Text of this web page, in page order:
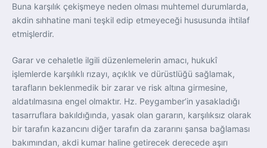
Buna karşılık çekişmeye neden olması muhtemel durumlarda,
akdin sıhhatine mani teşkil edip etmeyeceği hususunda ihtilaf
etmişlerdir.
Garar ve cehaletle ilgili düzenlemelerin amacı, hukukî
işlemlerde karşılıklı rızayı, açıklık ve dürüstlüğü sağlamak,
tarafların beklenmedik bir zarar ve risk altına girmesine,
aldatılmasına engel olmaktır. Hz. Peygamber’in yasakladığı
tasarruflara bakıldığında, yasak olan gararın, karşılıksız olarak
bir tarafın kazancını diğer tarafın da zararını şansa bağlaması
bakımından, akdi kumar haline getirecek derecede aşırı